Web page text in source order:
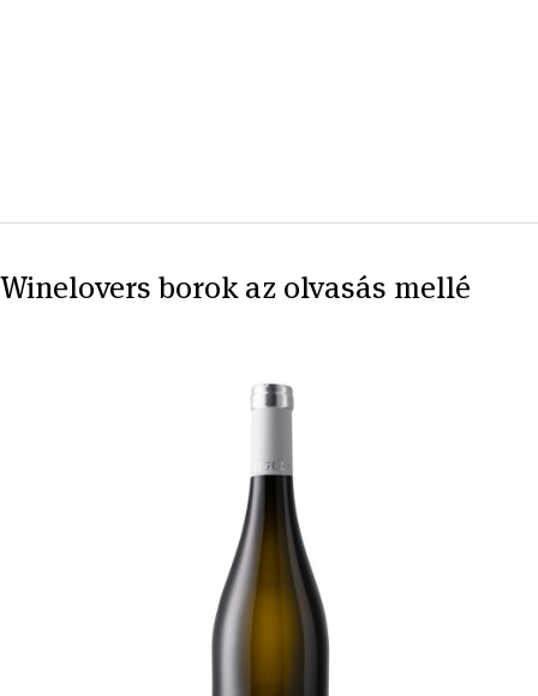
Winelovers borok az olvasás mellé